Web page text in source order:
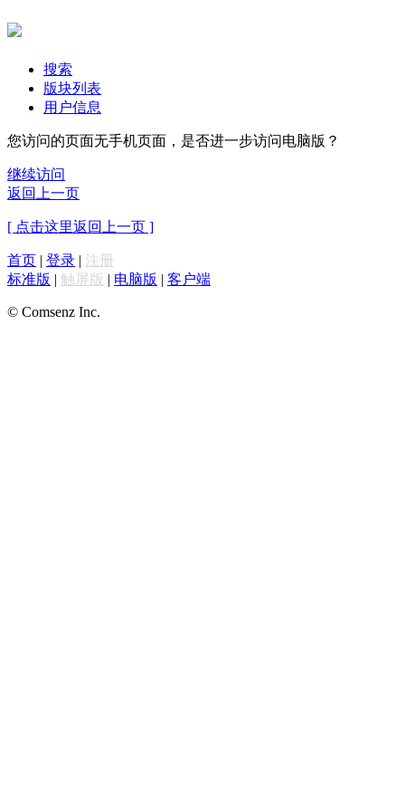
搜索
版块列表
用户信息
您访问的页面无手机页面，是否进一步访问电脑版？
继续访问
返回上一页
[ 点击这里返回上一页 ]
首页 | 登录 | 注册
标准版 | 触屏版 | 电脑版 | 客户端
© Comsenz Inc.